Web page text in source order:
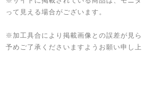
って見える場合がございます。
※加工具合により掲載画像との誤差が見ら
予めご了承くださいますようお願い申し上